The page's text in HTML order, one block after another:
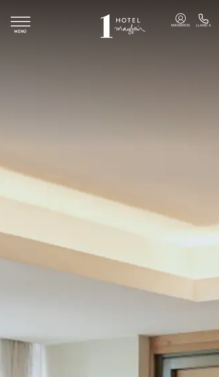
MENÚ
MIEMBROS LLAME A